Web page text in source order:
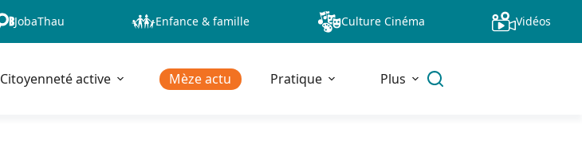
JobaThau Enfance & famille Culture Cinéma Vidéos
Citoyenneté active Mèze actu Pratique Plus